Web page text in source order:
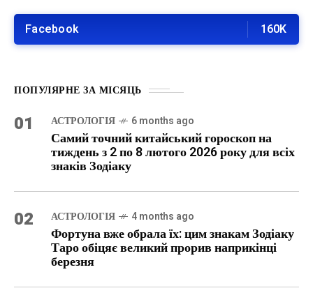
Facebook 160K
ПОПУЛЯРНЕ ЗА МІСЯЦЬ
01 АСТРОЛОГІЯ 6 months ago
Самий точний китайський гороскоп на
тиждень з 2 по 8 лютого 2026 року для всіх
знаків Зодіаку
02 АСТРОЛОГІЯ 4 months ago
Фортуна вже обрала їх: цим знакам Зодіаку
Таро обіцяє великий прорив наприкінці
березня